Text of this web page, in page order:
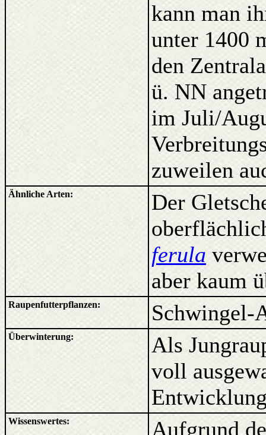
kann man
unter 1400
den
ü. NN
im Juli/
zuweilen
Ähnliche Arten:
Der
ferula
aber kaum
Raupenfutterpflanzen: Schwingel-
Überwinterung: Als
voll
Wissenswertes: Aufgrund